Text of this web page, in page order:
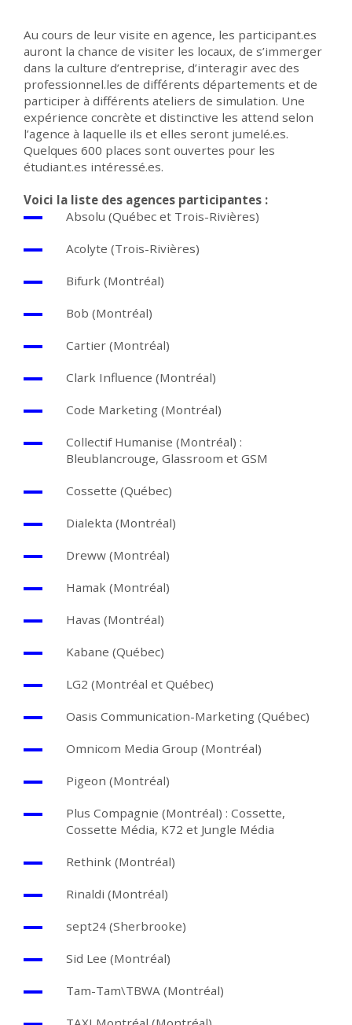
Au cours de leur visite en agence, les participant.es
auront la chance de visiter les locaux, de s’immerger
dans la culture d’entreprise, d’interagir avec des
professionnel.les de différents départements et de
participer à différents ateliers de simulation. Une
expérience concrète et distinctive les attend selon
l’agence à laquelle ils et elles seront jumelé.es.
Quelques 600 places sont ouvertes pour les
étudiant.es intéressé.es.
Voici la liste des agences participantes :
Absolu (Québec et Trois-Rivières)
Acolyte (Trois-Rivières)
Bifurk (Montréal)
Bob (Montréal)
Cartier (Montréal)
Clark Influence (Montréal)
Code Marketing (Montréal)
Collectif Humanise (Montréal) :
Bleublancrouge, Glassroom et GSM
Cossette (Québec)
Dialekta (Montréal)
Dreww (Montréal)
Hamak (Montréal)
Havas (Montréal)
Kabane (Québec)
LG2 (Montréal et Québec)
Oasis Communication-Marketing (Québec)
Omnicom Media Group (Montréal)
Pigeon (Montréal)
Plus Compagnie (Montréal) : Cossette,
Cossette Média, K72 et Jungle Média
Rethink (Montréal)
Rinaldi (Montréal)
sept24 (Sherbrooke)
Sid Lee (Montréal)
Tam-Tam\TBWA (Montréal)